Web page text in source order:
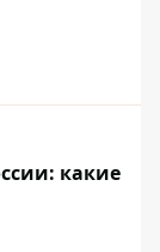
какие